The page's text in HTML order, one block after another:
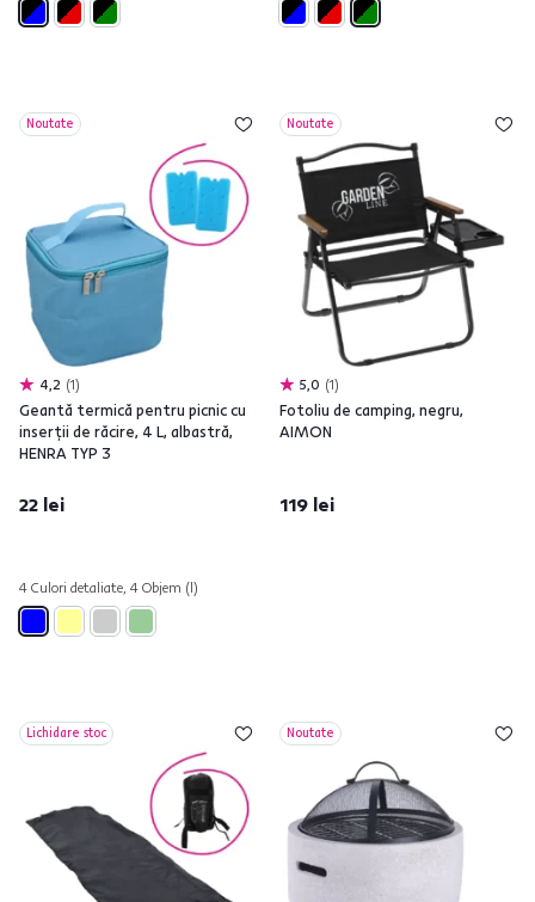
Noutate
4,2 1
Geantă termică pentru picnic cu
inserţii de răcire, 4 L, albastră,
HENRA TYP 3
22 lei
4 Culori detaliate, 4 Objem (l)
Noutate
5,0 1
Fotoliu de camping, negru,
AIMON
119 lei
Lichidare stoc Noutate